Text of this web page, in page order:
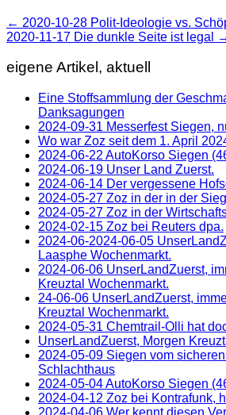
← 2020-10-28 Polit-Ideologie vs.
2020-11-17 Die dunkle Seite ist legal
eigene Artikel, aktuell
Eine Stoffsammlung der
Danksagungen
2024-09-31 Messerfest Siegen,
Wo war Zoz seit dem 1. April
2024-06-22 AutoKorso Siegen
2024-06-19 Unser Land Zuerst.
2024-06-14 Der vergessene
2024-05-27 Zoz in der in der
2024-05-27 Zoz in der
2024-02-15 Zoz bei Reuters dpa.
2024-06-2024-06-05
Laasphe Wochenmarkt.
2024-06-06 UnserLandZuerst,
Kreuztal Wochenmarkt.
24-06-06 UnserLandZuerst,
Kreuztal Wochenmarkt.
2024-05-31 Chemtrail-Olli hat
UnserLandZuerst, Morgen
2024-05-09 Siegen vom
Schlachthaus
2024-05-04 AutoKorso Siegen
2024-04-12 Zoz bei Kontrafunk,
2024-04-06 Wer kennt diesen